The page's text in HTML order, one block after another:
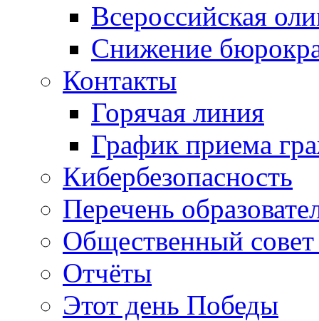
Всероссийская
Снижение
Контакты
Горячая линия
График приема
Кибербезопасность
Перечень
Общественный
Отчёты
Этот день Победы